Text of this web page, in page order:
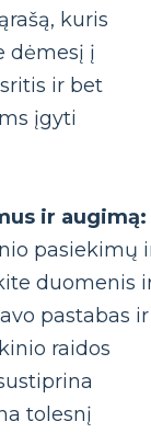
kuris
dėmesį į
ir bet
įgyti
ir augimą:
pasiekimų
duomenis
pastabas ir
raidos
tolesnį